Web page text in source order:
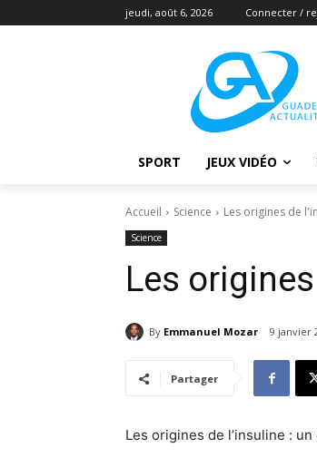
jeudi, août 6, 2026 Connecter /
SPORT JEUX VIDÉO
Accueil Science Les origines de
Science
Les
By Emmanuel Mozar 9 janvier
Partager
Les origines de l’insuline :